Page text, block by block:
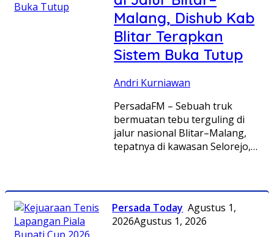
Malang, Dishub Kab
Blitar Terapkan
Sistem Buka Tutup
Andri Kurniawan
PersadaFM – Sebuah truk
bermuatan tebu terguling di
jalur nasional Blitar–Malang,
tepatnya di kawasan Selorejo,…
Persada Today Agustus 1,
2026Agustus 1, 2026